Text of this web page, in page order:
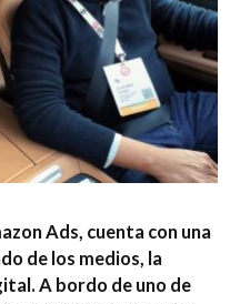
Ads, cuenta con una
de los medios, la
A bordo de uno de